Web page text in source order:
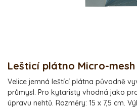
Lešticí plátno Micro-mesh
Velice jemná leštící plátna původně
průmysl. Pro kytaristy vhodná jako
úpravu nehtů. Rozměry: 15 x 7,5 cm.